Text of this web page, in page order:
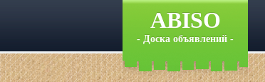
ABISO
- Доска объявлений -